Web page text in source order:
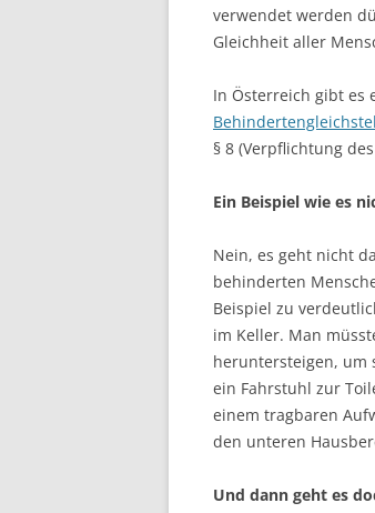
verwendet werden
Gleichheit aller
In Österreich gibt es
§ 8 (Verpflichtung
Ein Beispiel wie es
Nein, es geht nicht
behinderten
Beispiel zu
im Keller. Man
heruntersteigen, um
ein Fahrstuhl zur
einem tragbaren
den unteren
Und dann geht es